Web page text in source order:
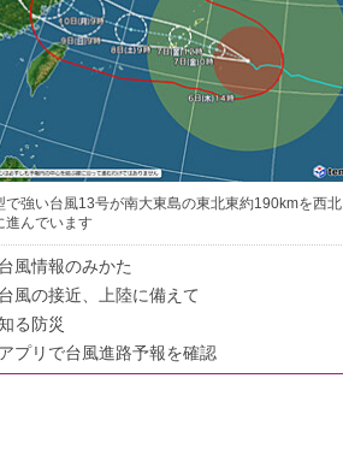
で強い台風13号が南大東島の東北東約190kmを西北
進んでいます
台風情報のみかた
台風の接近、上陸に備えて
る防災
アプリで台風進路予報を確認